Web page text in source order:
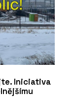
Iniciativa